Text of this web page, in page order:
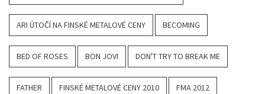
ARI ÚTOČÍ NA FINSKÉ METALOVÉ CENY BECOMING
BED OF ROSES BON JOVI DON'T TRY TO BREAK ME
FATHER FINSKÉ METALOVÉ CENY 2010 FMA 2012